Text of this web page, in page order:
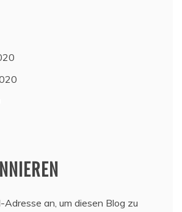
Adresse an, um diesen Blog zu